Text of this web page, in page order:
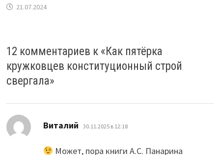
21.07.2024
12 комментариев к «Как пятёрка
кружковцев конституционный строй
свергала»
Виталий 30.11.2025 в 12:18
Может, пора книги А.С. Панарина